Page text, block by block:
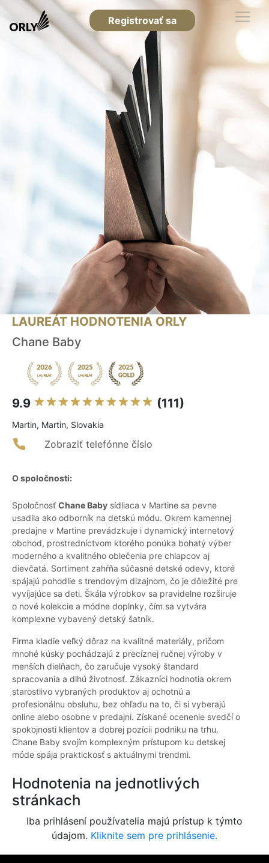
Registrovať sa
LAUREÁT HODNOTENIA ORLY
Chane Baby
9.9 (111)
Martin, Martin, Slovakia
Zobraziť telefónne číslo
O spoločnosti:
Spoločnosť Chane Baby sídliaca v Martine sa pevne
usadila ako odborník na detskú módu. Okrem kamennej
predajne v Martine prevádzkuje i dynamický internetový
obchod, prostredníctvom ktorého ponúka bohatý výber
moderného a kvalitného oblečenia pre chlapcov aj
dievčatá. Sortiment zahŕňa súčasné detské odevy, ktoré
spájajú pohodlie s trendovým dizajnom, čo je dôležité pre
vyvíjajúce sa deti. Škála výrobkov sa pravidelne rozširuje
o nové kolekcie a módne doplnky, čím sa vytvára
komplexne vybavený detský šatník.
Firma kladie veľký dôraz na kvalitné materiály, pričom
mnohé kúsky pochádzajú z precíznej ručnej výroby v
menších dielňach, čo zaručuje vysoký štandard
spracovania a dlhú životnosť. Zákazníci hodnotia okrem
starostlivo vybraných produktov aj ochotnú a
profesionálnu obsluhu, bez ohľadu na to, či si vyberajú
online alebo osobne v predajni. Získané ocenenie svedčí o
spokojnosti klientov a dobrej pozícii podniku na trhu.
Chane Baby svojím komplexným prístupom ku detskej
móde spája praktickosť s aktuálnymi trendmi.
Hodnotenia na jednotlivých
stránkach
Iba prihlásení používatelia majú prístup k týmto
údajom. Kliknite sem pre prihlásenie.